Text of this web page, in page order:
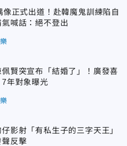
像正式出道！赴韓魔鬼訓練陷自
喊話：絕不登出
賢突宣布「結婚了」！廣發喜
年對象曝光
影射「有私生子的三字天王」
聲反擊